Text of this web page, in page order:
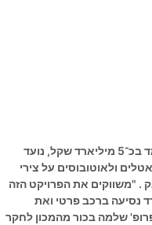
פרויקט הנתיבים המהירים בגוש דן, שנאמד בכ־5 מיליארד שקל, נועד
ולאוטובוסים על צירי
. "משווקים את הפרויקט הזה
נסיעה ברכב פרטי ואת
שלמה בכור מהמכון לחקר